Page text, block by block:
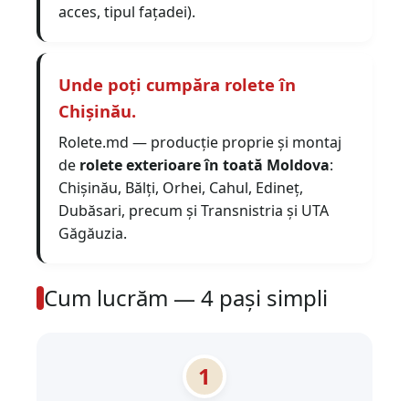
acces, tipul fațadei).
Unde poți cumpăra rolete în
Chișinău.
Rolete.md — producție proprie și montaj
de rolete exterioare în toată Moldova:
Chișinău, Bălți, Orhei, Cahul, Edineț,
Dubăsari, precum și Transnistria și UTA
Găgăuzia.
Cum lucrăm — 4 pași simpli